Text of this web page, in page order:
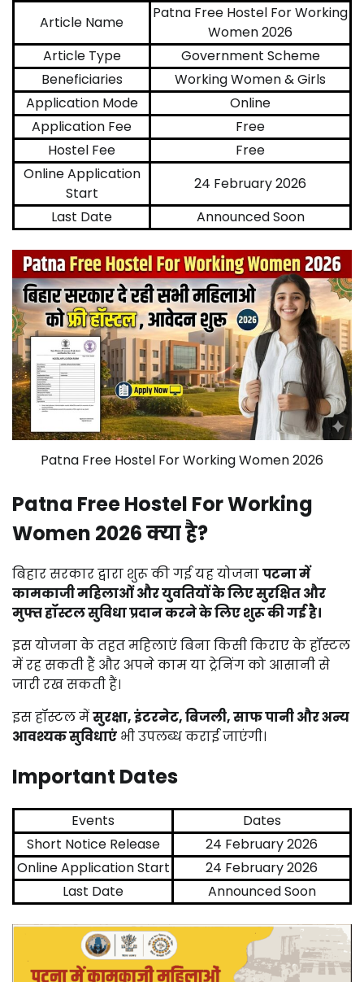
Article Name
Patna Free Hostel For Working
Women 2026
Article Type
Government Scheme
Beneficiaries
Working Women & Girls
Application Mode
Online
Application Fee
Free
Hostel Fee
Free
Online Application
Start
24 February 2026
Last Date
Announced Soon
Patna Free Hostel For Working Women 2026
Patna FreeHostel ForWorking
Women 2026क्याहै?
बिहारसरकारद्वारा शुरूकीगईयहयोजनापटनामें
कामकाजीमहिलाओंऔरयुवतियोंकेलिएसुरक्षितऔर
मुफ्तहॉस्टलसुविधाप्रदानकरनेकेलिएशुरूकीगईहै।
इसयोजनाकेतहतमहिलाएंबिनाकिसीकिराएकेहॉस्टल
मेंरहसकतीहैं औरअपनेकामयाट्रेनिंगको आसानीसे
जारीरखसकतीहैं।
इसहॉस्टलमेंसुरक्षा,इंटरनेट,बिजली,साफपानीऔरअन्य
आवश्यकसुविधाएं भीउपलब्धकराईजाएंगी।
Important Dates
Events
Dates
Short Notice Release
24 February 2026
Online Application Start
24 February 2026
Last Date
Announced Soon